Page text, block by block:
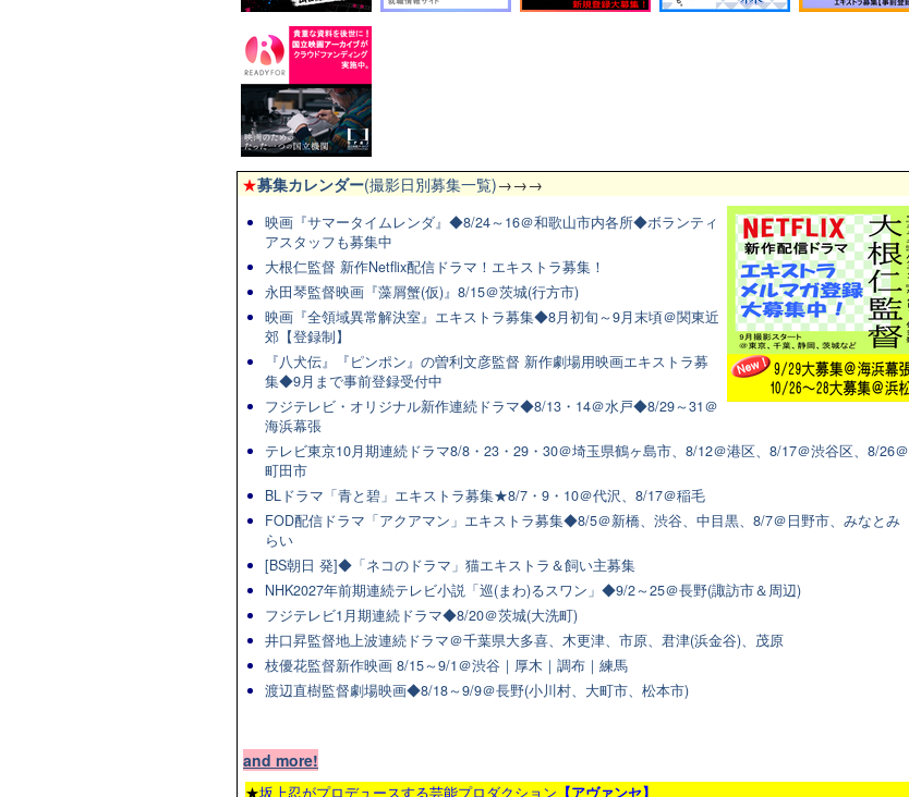
★募集カレンダー(撮影日別募集一覧)→→→
映画『サマータイムレンダ』◆8/24～16＠和歌山市内各所◆ボランティ
アスタッフも募集中
大根仁監督 新作Netflix配信ドラマ！エキストラ募集！
永田琴監督映画『藻屑蟹(仮)』8/15＠茨城(行方市)
映画『全領域異常解決室』エキストラ募集◆8月初旬～9月末頃＠関東近
郊【登録制】
『八犬伝』『ピンポン』の曽利文彦監督 新作劇場用映画エキストラ募
集◆9月まで事前登録受付中
フジテレビ・オリジナル新作連続ドラマ◆8/13・14＠水戸◆8/29～31＠
海浜幕張
テレビ東京10月期連続ドラマ8/8・23・29・30＠埼玉県鶴ヶ島市、8/12＠港区、8/17＠渋谷区、8/26＠
町田市
BLドラマ「青と碧」エキストラ募集★8/7・9・10＠代沢、8/17＠稲毛
FOD配信ドラマ「アクアマン」エキストラ募集◆8/5＠新橋、渋谷、中目黒、8/7＠日野市、みなとみ
らい
[BS朝日 発]◆「ネコのドラマ」猫エキストラ＆飼い主募集
NHK2027年前期連続テレビ小説「巡(まわ)るスワン」◆9/2～25＠長野(諏訪市＆周辺)
フジテレビ1月期連続ドラマ◆8/20＠茨城(大洗町)
井口昇監督地上波連続ドラマ＠千葉県大多喜、木更津、市原、君津(浜金谷)、茂原
枝優花監督新作映画 8/15～9/1＠渋谷｜厚木｜調布｜練馬
渡辺直樹監督劇場映画◆8/18～9/9＠長野(小川村、大町市、松本市)
and more!
★坂上忍がプロデュースする芸能プロダクション 【アヴァンセ】